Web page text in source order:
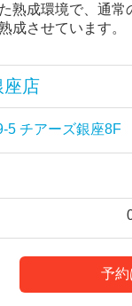
熟成環境で、通
成させています。
座店
5 チアーズ銀座8F
予約